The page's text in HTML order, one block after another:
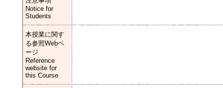
Notice for
Students
本授業に関す
る参照Webペ
ージ
Reference
website for
this Course